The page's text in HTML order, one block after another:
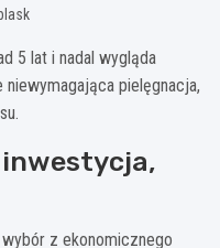
5 lat i nadal wygląda
pielęgnacja,
z ekonomicznego